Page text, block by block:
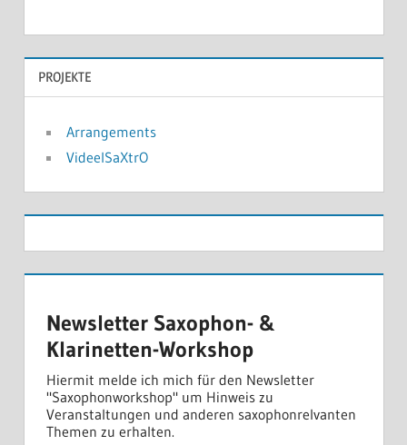
PROJEKTE
Arrangements
VideelSaXtrO
Newsletter Saxophon- &
Klarinetten-Workshop
Hiermit melde ich mich für den Newsletter
"Saxophonworkshop" um Hinweis zu
Veranstaltungen und anderen saxophonrelvanten
Themen zu erhalten.